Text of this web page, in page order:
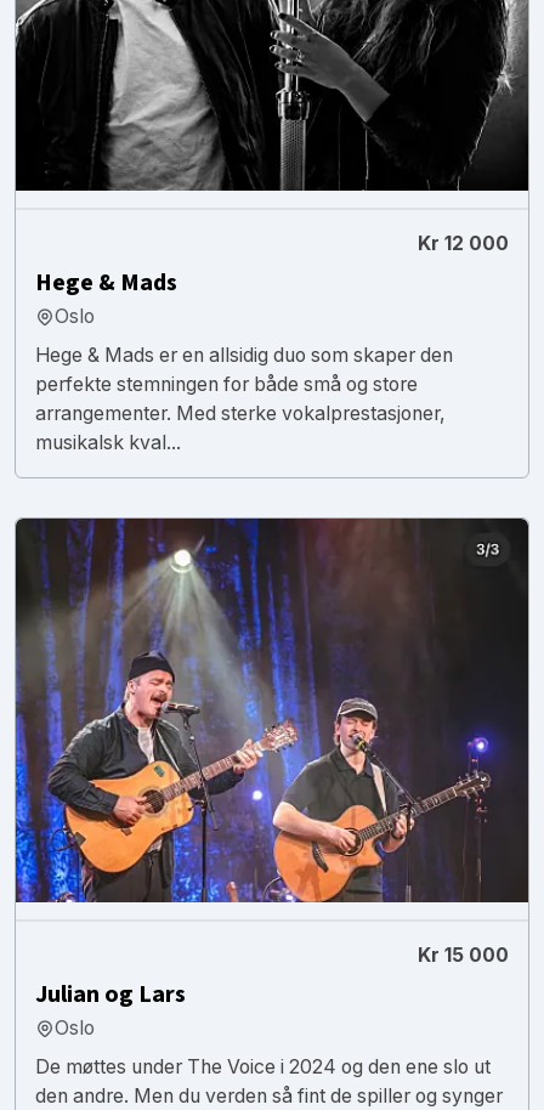
Kr 12 000
Hege & Mads
Oslo
Hege & Mads er en allsidig duo som skaper den
perfekte stemningen for både små og store
arrangementer. Med sterke vokalprestasjoner,
musikalsk kval...
Kr 15 000
Julian og Lars
Oslo
De møttes under The Voice i 2024 og den ene slo ut
den andre. Men du verden så fint de spiller og synger